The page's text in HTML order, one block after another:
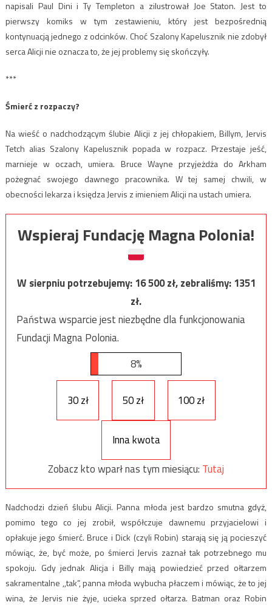
napisali Paul Dini i Ty Templeton a zilustrował Joe Staton. Jest to
pierwszy komiks w tym zestawieniu, który jest bezpośrednią
kontynuacją jednego z odcinków. Choć Szalony Kapelusznik nie zdobył
serca Alicji nie oznacza to, że jej problemy się skończyły.
***
Śmierć z rozpaczy?
Na wieść o nadchodzącym ślubie Alicji z jej chłopakiem, Billym, Jervis
Tetch alias Szalony Kapelusznik popada w rozpacz. Przestaje jeść,
marnieje w oczach, umiera. Bruce Wayne przyjeżdża do Arkham
pożegnać swojego dawnego pracownika. W tej samej chwili, w
obecności lekarza i księdza Jervis z imieniem Alicji na ustach umiera.
Wspieraj Fundację Magna Polonia!
W sierpniu potrzebujemy:16 500zł, zebraliśmy:1351
zł.
Państwa wsparcie jest niezbędne dla funkcjonowania
Fundacji Magna Polonia.
8%
30 zł 50 zł 100 zł
Inna kwota
Zobacz kto wparł nas tym miesiącu: Tutaj
Nadchodzi dzień ślubu Alicji. Panna młoda jest bardzo smutna gdyż,
pomimo tego co jej zrobił, współczuje dawnemu przyjacielowi i
opłakuje jego śmierć. Bruce i Dick (czyli Robin) starają się ją pocieszyć
mówiąc, że, być może, po śmierci Jervis zaznał tak potrzebnego mu
spokoju. Gdy jednak Alicja i Billy mają powiedzieć przed ołtarzem
sakramentalne ,,tak”, panna młoda wybucha płaczem i mówiąc, że to jej
wina, że Jervis nie żyje, ucieka sprzed ołtarza. Batman oraz Robin